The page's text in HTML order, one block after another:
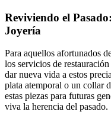
Reviviendo el
Joyería
Para aquellos afortunados
los servicios de
dar nueva vida a estos
plata atemporal o un collar
estas piezas para futuras
viva la herencia del pasado.